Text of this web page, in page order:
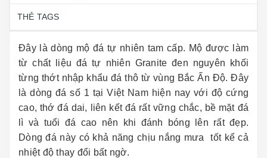
THẺ TAGS
Đây là dòng mộ đá tự nhiên tam cấp. Mộ được làm
từ chất liệu đá tự nhiên Granite đen nguyên khối
từng thớt nhập khẩu đá thô từ vùng Bắc Ấn Độ. Đây
là dòng đá số 1 tại Việt Nam hiện nay với độ cứng
cao, thớ đá dai, liên kết đá rất vững chắc, bề mặt đá
lì và tuổi đá cao nên khi đánh bóng lên rất đẹp.
Dòng đá này có khả năng chịu nắng mưa tốt kể cả
nhiệt độ thay đổi bất ngờ.